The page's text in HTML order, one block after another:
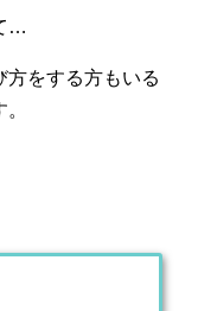
…
方をする方もいる